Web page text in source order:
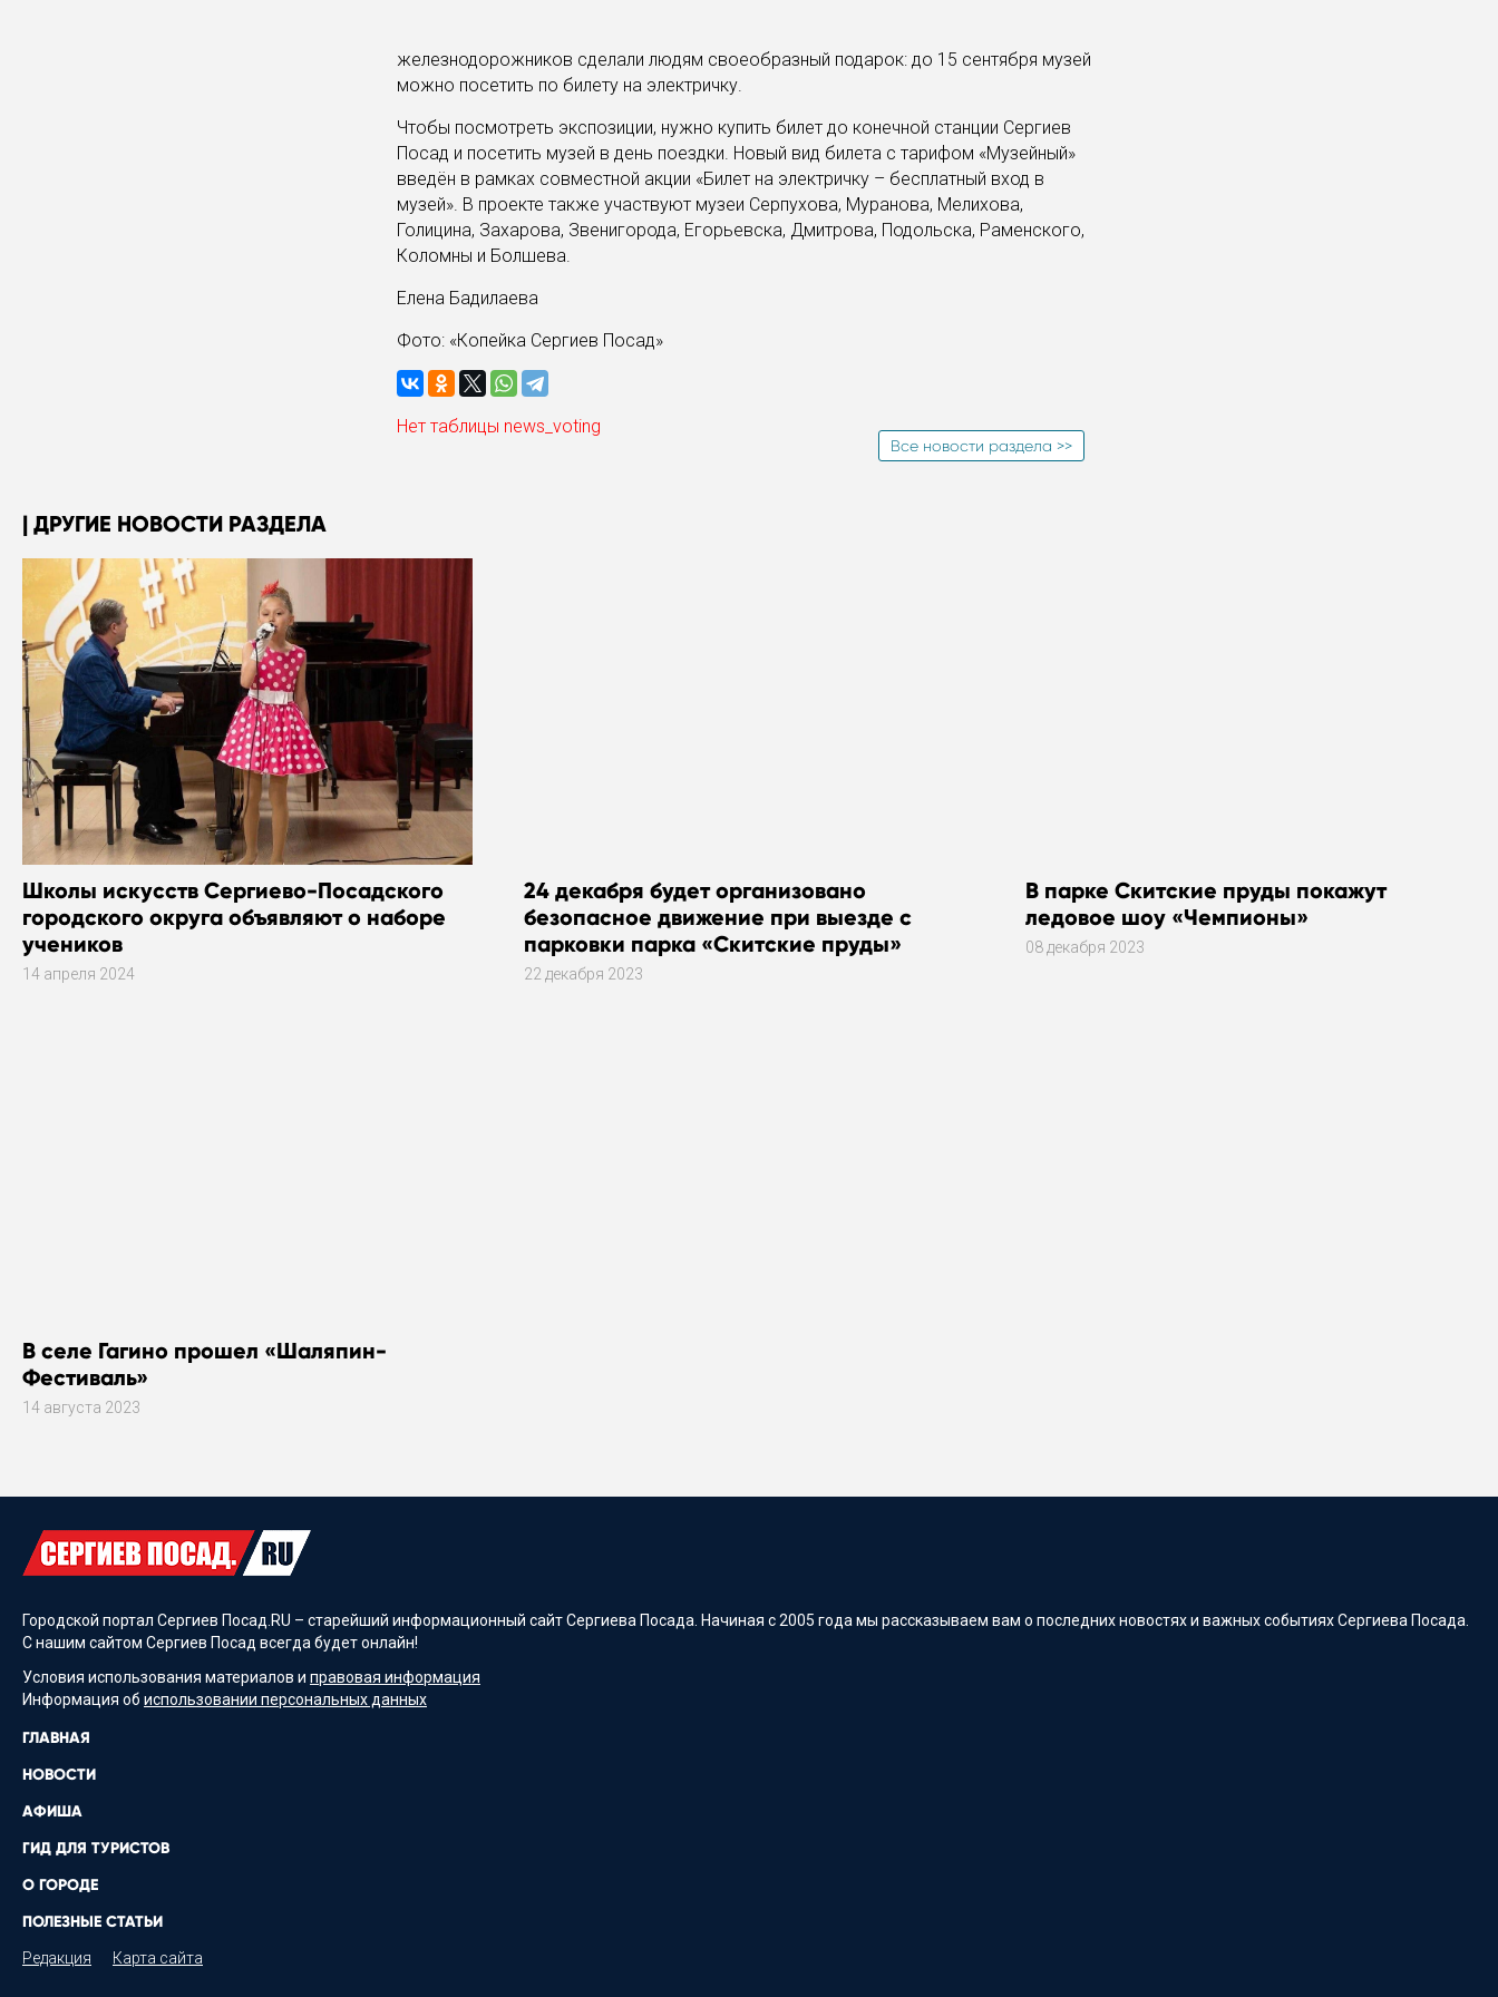
железнодорожников сделали людям своеобразный подарок: до 15 сентября музей
можно посетить по билету на электричку.
Чтобы посмотреть экспозиции, нужно купить билет до конечной станции Сергиев
Посад и посетить музей в день поездки. Новый вид билета с тарифом «Музейный»
введён в рамках совместной акции «Билет на электричку – бесплатный вход в
музей». В проекте также участвуют музеи Серпухова, Муранова, Мелихова,
Голицина, Захарова, Звенигорода, Егорьевска, Дмитрова, Подольска, Раменского,
Коломны и Болшева.
Елена Бадилаева
Фото: «Копейка Сергиев Посад»
Нет таблицы news_voting
Все новости раздела >>
ДРУГИЕ НОВОСТИ РАЗДЕЛА
Школы искусств Сергиево-Посадского
городского округа объявляют о наборе
учеников
14 апреля 2024
24 декабря будет организовано
безопасное движение при выезде с
парковки парка «Скитские пруды»
22 декабря 2023
В парке Скитские пруды покажут
ледовое шоу «Чемпионы»
08 декабря 2023
В селе Гагино прошел «Шаляпин-
Фестиваль»
14 августа 2023
Городской портал Сергиев Посад.RU – старейший информационный сайт Сергиева Посада. Начиная с 2005 года мы рассказываем вам о последних новостях и важных событиях Сергиева Посада.
С нашим сайтом Сергиев Посад всегда будет онлайн!
Условия использования материалов и правовая информация
Информация об использовании персональных данных
ГЛАВНАЯ
НОВОСТИ
АФИША
ГИД ДЛЯ ТУРИСТОВ
О ГОРОДЕ
ПОЛЕЗНЫЕ СТАТЬИ
Редакция Карта сайта